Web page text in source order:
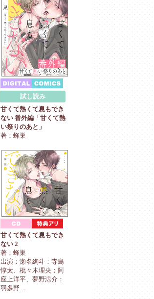
試し読み
甘くて熱くて息もでき
ない 番外編「甘くて熱
い祭りのあと」
著：蜂巣
甘くて熱くて息もでき
ない 2
著：蜂巣
出演：瀬名絢斗：寺島
惇太、枇々木理央：阿
座上洋平、夢野涼介：
羽多野 ...